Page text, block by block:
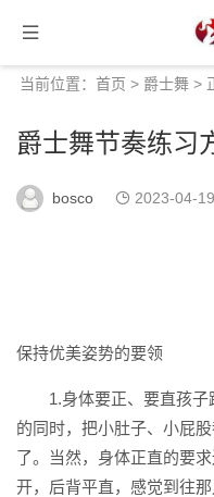
当前位置： 首页 > 爵士舞 >
爵士舞节奏练习
bosco 2023-04-19
保持优美姿势的要领
1.身体要正、要直孩子
的同时，把小肚子、小屁
了。当然，身体正直的要
开，后背平直，感觉到往